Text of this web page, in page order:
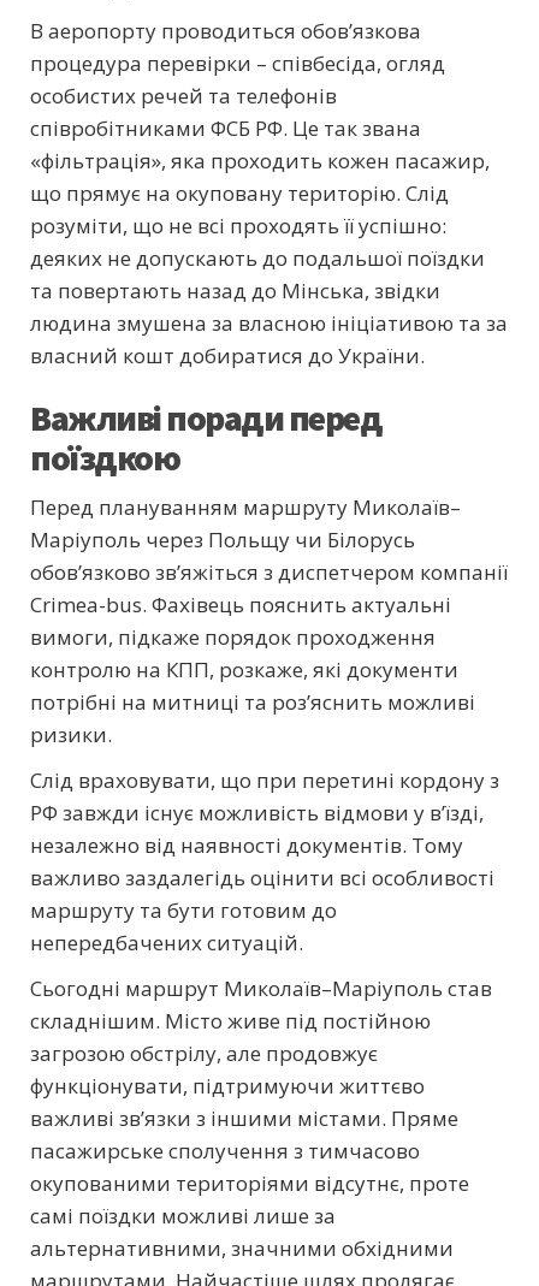
В аеропорту проводиться обов’язкова
процедура перевірки – співбесіда, огляд
особистих речей та телефонів
співробітниками ФСБ РФ. Це так звана
«фільтрація», яка проходить кожен пасажир,
що прямує на окуповану територію. Слід
розуміти, що не всі проходять її успішно:
деяких не допускають до подальшої поїздки
та повертають назад до Мінська, звідки
людина змушена за власною ініціативою та за
власний кошт добиратися до України.
Важливі поради перед
поїздкою
Перед плануванням маршруту Миколаїв–
Маріуполь через Польщу чи Білорусь
обов’язково зв’яжіться з диспетчером компанії
Crimea-bus. Фахівець пояснить актуальні
вимоги, підкаже порядок проходження
контролю на КПП, розкаже, які документи
потрібні на митниці та роз’яснить можливі
ризики.
Слід враховувати, що при перетині кордону з
РФ завжди існує можливість відмови у в’їзді,
незалежно від наявності документів. Тому
важливо заздалегідь оцінити всі особливості
маршруту та бути готовим до
непередбачених ситуацій.
Сьогодні маршрут Миколаїв–Маріуполь став
складнішим. Місто живе під постійною
загрозою обстрілу, але продовжує
функціонувати, підтримуючи життєво
важливі зв’язки з іншими містами. Пряме
пасажирське сполучення з тимчасово
окупованими територіями відсутнє, проте
самі поїздки можливі лише за
альтернативними, значними обхідними
маршрутами. Найчастіше шлях пролягає